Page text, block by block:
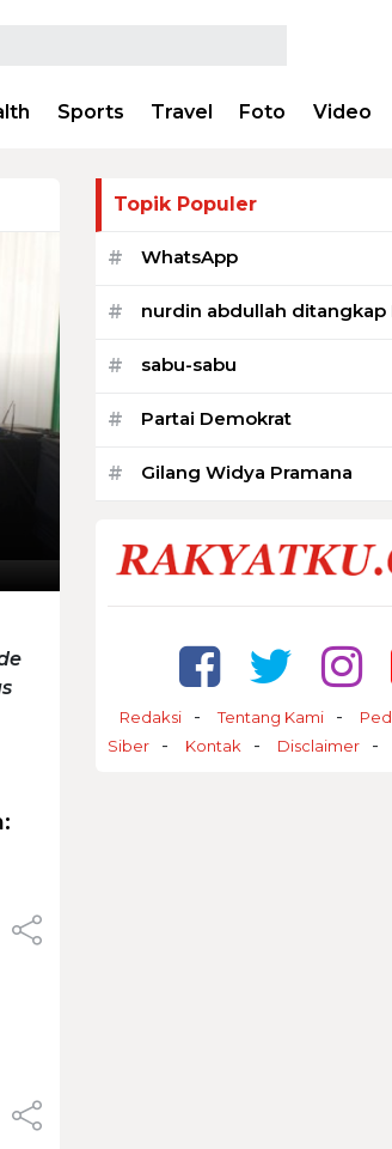
Sports Travel Foto Video
Topik Populer
# WhatsApp
# nurdin abdullah ditangkap
# sabu-sabu
# Partai Demokrat
# Gilang Widya Pramana
Redaksi Tentang Kami
Siber
Kontak Disclaimer